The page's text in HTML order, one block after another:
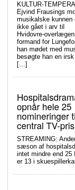
KULTUR-
Ejvind Frausings
musikalske kunnen
ikke gået i arv til
Hvidovre-
formand for
han mødet med
besøgte han en
[…]
opnår hele 25
nomineringer
central TV-pris
STREAMING:
sæson af
intet mindre end 25
er 13 i